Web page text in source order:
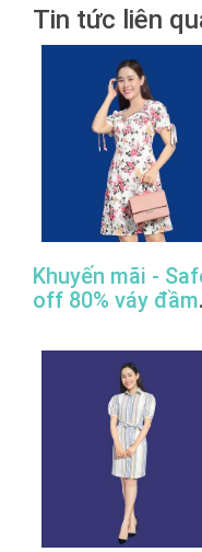
Tin tức liên
Khuyến mãi -
off 80% váy đầm
đẹp